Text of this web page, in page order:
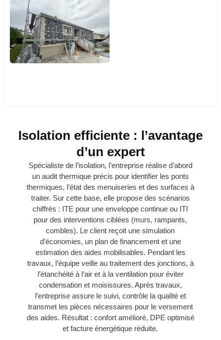
Isolation efficiente : l’avantage
d’un expert
Spécialiste de l’isolation, l’entreprise réalise d’abord
un audit thermique précis pour identifier les ponts
thermiques, l’état des menuiseries et des surfaces à
traiter. Sur cette base, elle propose des scénarios
chiffrés : ITE pour une enveloppe continue ou ITI
pour des interventions ciblées (murs, rampants,
combles). Le client reçoit une simulation
d’économies, un plan de financement et une
estimation des aides mobilisables. Pendant les
travaux, l’équipe veille au traitement des jonctions, à
l’étanchéité à l’air et à la ventilation pour éviter
condensation et moisissures. Après travaux,
l’entreprise assure le suivi, contrôle la qualité et
transmet les pièces nécessaires pour le versement
des aides. Résultat : confort amélioré, DPE optimisé
et facture énergétique réduite.